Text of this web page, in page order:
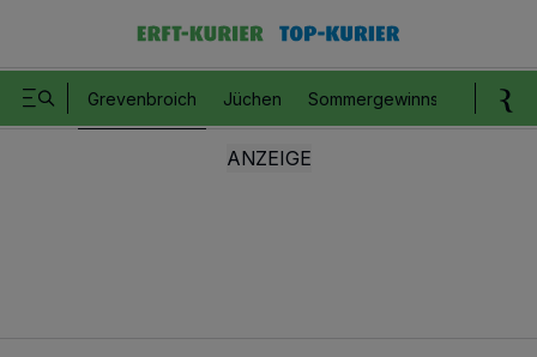
Grevenbroich Jüchen Sommergewinnspiel